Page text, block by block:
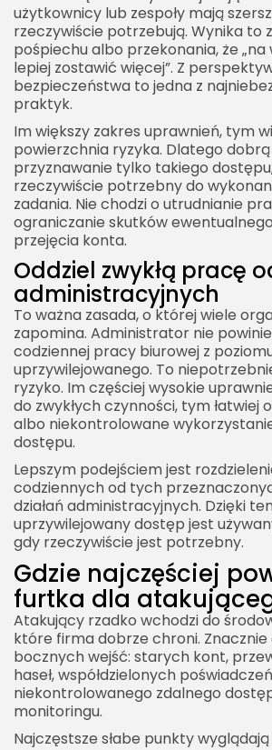
użytkownicy lub zespoły mają
rzeczywiście potrzebują. Wynika to
pośpiechu albo przekonania, że
lepiej zostawić więcej”. Z
bezpieczeństwa to jedna z
praktyk.
Im większy zakres uprawnień, tym
powierzchnia ryzyka. Dlatego
przyznawanie tylko takiego
rzeczywiście potrzebny do
zadania. Nie chodzi o utrudnianie
ograniczanie skutków
przejęcia konta.
Oddziel zwykłą pracę
administracyjnych
To ważna zasada, o której wiele
zapomina. Administrator nie
codziennej pracy biurowej z
uprzywilejowanego. To
ryzyko. Im częściej wysokie
do zwykłych czynności, tym łatwiej
albo niekontrolowane
dostępu.
Lepszym podejściem jest
codziennych od tych
działań administracyjnych. Dzięki
uprzywilejowany dostęp jest
gdy rzeczywiście jest potrzebny.
Gdzie najczęściej
furtka dla
Atakujący rzadko wchodzi do
które firma dobrze chroni. Znacznie
bocznych wejść: starych kont,
haseł, współdzielonych
niekontrolowanego zdalnego
monitoringu.
Najczęstsze słabe punkty